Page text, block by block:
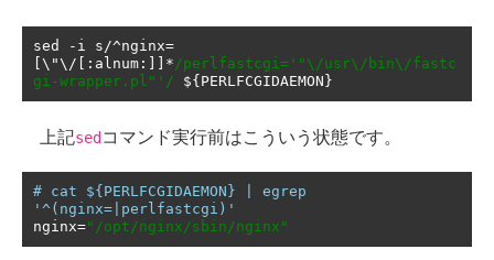
sed - i s/^nginx=
\"\/ [: alnum :]]* /perlfastcgi='"\/usr\/bin\/fastc
gi-wrapper.pl"'/ ${ PERLFCGIDAEMON }
上記sed コマンド実行前はこういう状態です。
# cat ${PERLFCGIDAEMON} | egrep
'^(nginx=|perlfastcgi)'
nginx="/opt/nginx/sbin/nginx"